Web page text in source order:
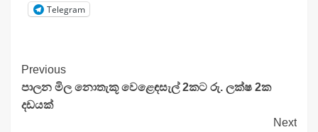
Telegram
Continue
Reading
Previous
පාලන මිල නොතැකූ වෙළෙඳසැල් 2කට රු. ලක්ෂ 2ක
දඩයක්
Next